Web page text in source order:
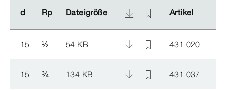
d Rp Dateigröße Artikel
d Rp Dateigröße Artikel
15 ½ 54 KB 431 020
15 ¾ 134 KB 431 037